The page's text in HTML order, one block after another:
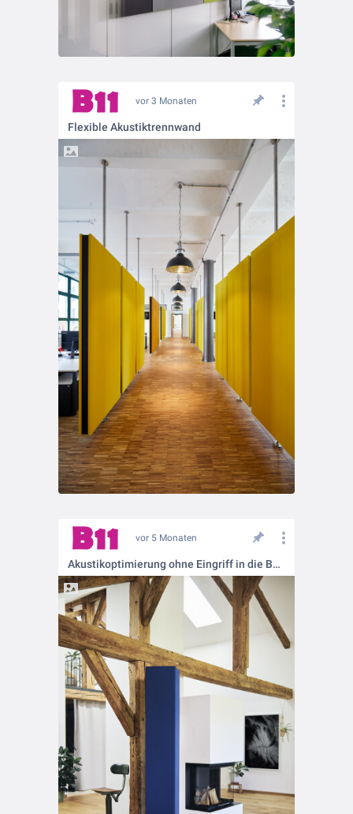
vor 3 Monaten
Flexible Akustiktrennwand
vor 5 Monaten
Akustikoptimierung ohne Eingriff in die Bausubstanz: Tower of Silence